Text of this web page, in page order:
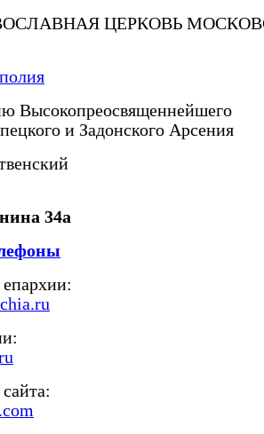
ЦЕРКОВЬ
Высокопреосвященнейшего
и Задонского Арсения
34а